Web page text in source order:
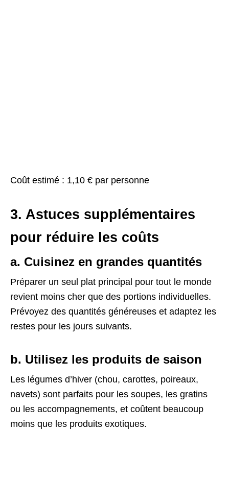
Coût estimé : 1,10 € par personne
3. Astuces supplémentaires
pour réduire les coûts
a. Cuisinez en grandes quantités
Préparer un seul plat principal pour tout le monde
revient moins cher que des portions individuelles.
Prévoyez des quantités généreuses et adaptez les
restes pour les jours suivants.
b. Utilisez les produits de saison
Les légumes d’hiver (chou, carottes, poireaux,
navets) sont parfaits pour les soupes, les gratins
ou les accompagnements, et coûtent beaucoup
moins que les produits exotiques.